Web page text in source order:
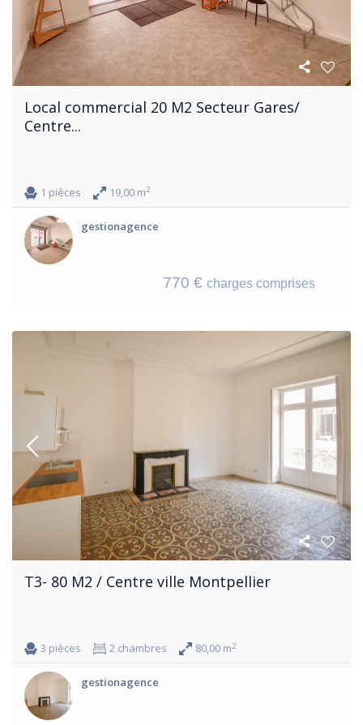
Local commercial 20 M2 Secteur Gares/
Centre...
1 pièces 19,00 m2
gestionagence
770 € charges comprises
T3- 80 M2 / Centre ville Montpellier
3 pièces 2 chambres 80,00 m2
gestionagence